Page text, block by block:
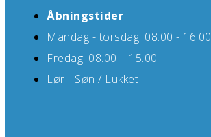
Åbningstider
Mandag - torsdag: 08.00 - 16.00
Fredag: 08.00 – 15.00
Lør - Søn / Lukket